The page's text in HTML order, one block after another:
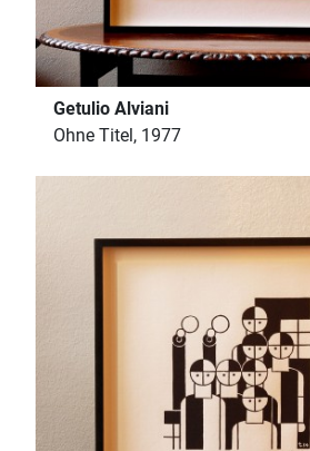
Getulio Alviani
Ohne Titel, 1977